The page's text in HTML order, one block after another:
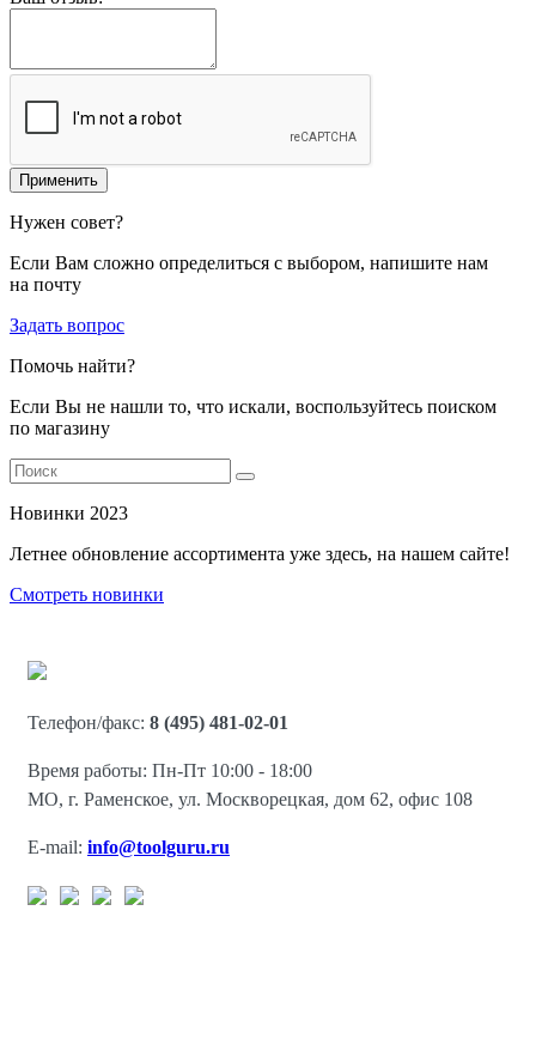
Применить
Нужен совет?
Если Вам сложно определиться с выбором, напишите нам
на почту
Задать вопрос
Помочь найти?
Если Вы не нашли то, что искали, воспользуйтесь поиском
по магазину
Новинки 2023
Летнее обновление ассортимента уже здесь, на нашем сайте!
Смотреть новинки
Телефон/факс: 8 (495) 481-02-01
Время работы: Пн-Пт 10:00 - 18:00
МО, г. Раменское, ул. Москворецкая, дом 62, офис 108
E-mail: info@toolguru.ru